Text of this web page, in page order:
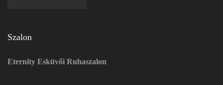
Szalon
Eternity Esküvői Ruhaszalon